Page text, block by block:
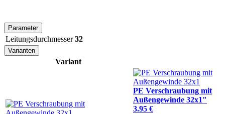
Parameter
Leitungsdurchmesser 32
Varianten
Variant
PE Verschraubung mit
Außengewinde 32x1"
3.95 €